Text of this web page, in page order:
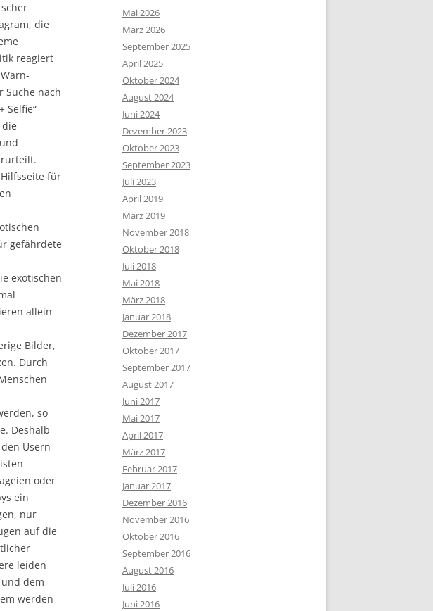
die
reagiert
Suche nach
Selfie“
für
gefährdete
exotischen
allein
Bilder,
Durch
so
Deshalb
Usern
oder
ein
nur
auf die
leiden
dem
werden
Mai 2026
März 2026
September 2025
April 2025
Oktober 2024
August 2024
Juni 2024
Dezember 2023
Oktober 2023
September 2023
Juli 2023
April 2019
März 2019
November 2018
Oktober 2018
Juli 2018
Mai 2018
März 2018
Januar 2018
Dezember 2017
Oktober 2017
September 2017
August 2017
Juni 2017
Mai 2017
April 2017
März 2017
Februar 2017
Januar 2017
Dezember 2016
November 2016
Oktober 2016
September 2016
August 2016
Juli 2016
Juni 2016